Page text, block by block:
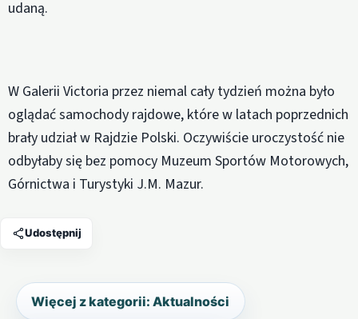
udaną.
W Galerii Victoria przez niemal cały tydzień można było
oglądać samochody rajdowe, które w latach poprzednich
brały udział w Rajdzie Polski. Oczywiście uroczystość nie
odbyłaby się bez pomocy Muzeum Sportów Motorowych,
Górnictwa i Turystyki J.M. Mazur.
Udostępnij
Więcej z kategorii: Aktualności